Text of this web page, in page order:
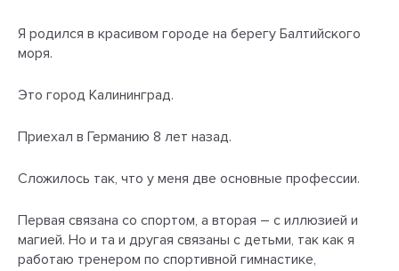
Я родился в красивом городе на берегу Балтийского
моря.
Это город Калининград.
Приехал в Германию 8 лет назад.
Сложилось так, что у меня две основные профессии.
Первая связана со спортом, а вторая – с иллюзией и
магией. Но и та и другая связаны с детьми, так как я
работаю тренером по спортивной гимнастике,